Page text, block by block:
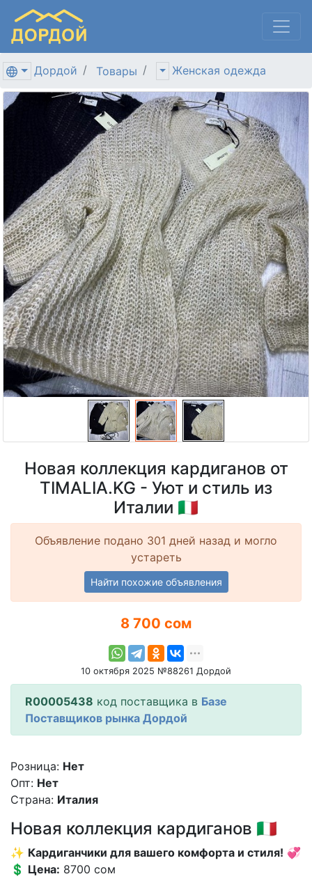
Дордой Товары Женская одежда
Новая коллекция кардиганов от
TIMALIA.KG - Уют и стиль из
Италии 🇮🇹
Объявление подано 301 дней назад и могло
устареть
Найти похожие объявления
8 700 сом
10 октября 2025 №88261 Дордой
R00005438 код поставщика в Базе
Поставщиков рынка Дордой
Розница: Нет
Опт: Нет
Страна: Италия
Новая коллекция кардиганов 🇮🇹
✨ Кардиганчики для вашего комфорта и стиля! 💞
💲 Цена: 8700 сом